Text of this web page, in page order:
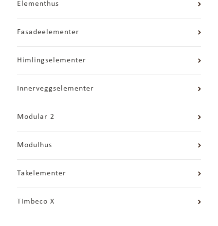
Elementhus
Fasadeelementer
Himlingselementer
Innerveggselementer
Modular 2
Modulhus
Takelementer
Timbeco X